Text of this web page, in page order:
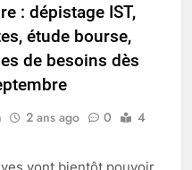
: dépistage IST,
étude bourse,
de besoins dès
2 ans ago 0
4